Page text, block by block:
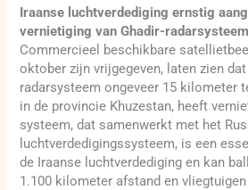
Iraanse luchtverdediging ernstig
vernietiging van Ghadir-radarsysteem
Commercieel beschikbare
oktober zijn vrijgegeven, laten zien dat
radarsysteem ongeveer 15 kilometer
in de provincie Khuzestan, heeft
systeem, dat samenwerkt met het
luchtverdedigingssysteem, is een
de Iraanse luchtverdediging en kan
1.100 kilometer afstand en